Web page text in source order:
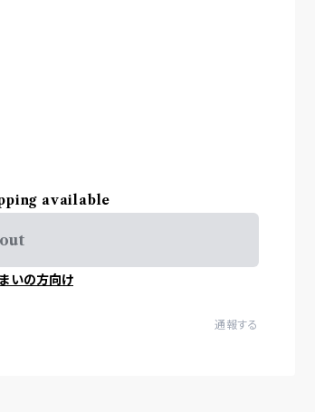
available
いの方向け
通報する